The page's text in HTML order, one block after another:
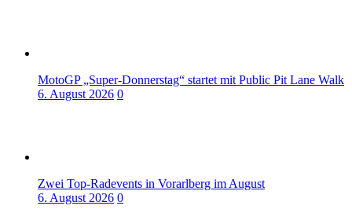
MotoGP „Super-Donnerstag“ startet mit Public Pit Lane Walk
6. August 2026 0
Zwei Top-Radevents in Vorarlberg im August
6. August 2026 0